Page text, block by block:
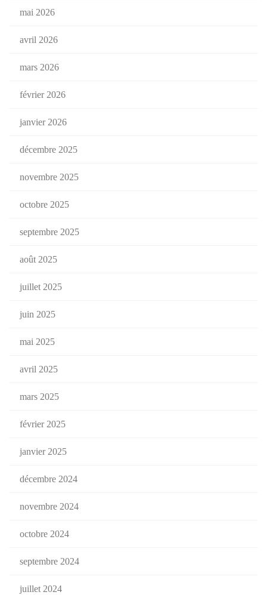
mai 2026
avril 2026
mars 2026
février 2026
janvier 2026
décembre 2025
novembre 2025
octobre 2025
septembre 2025
août 2025
juillet 2025
juin 2025
mai 2025
avril 2025
mars 2025
février 2025
janvier 2025
décembre 2024
novembre 2024
octobre 2024
septembre 2024
juillet 2024